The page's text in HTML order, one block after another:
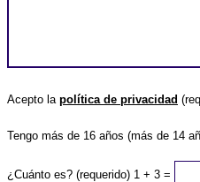
Acepto la política de privacidad
Tengo más de 16 años (más de 14
¿Cuánto es? (requerido) 1 + 3 =